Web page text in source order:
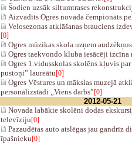
Šodien uzsāk siltumtrases
Aizvadīts Ogres novada čempionāts
Velosezonas atklāšanas brauciens
[0]
Ogres mūzikas skola uzņem audzēkņus
Ogres taekvondo kluba iesācēji izcīna
Ogres 1.vidusskolas skolēns kļuvis
pustoņi” laureātu[0]
Ogres Vēstures un mākslas muzejā
personālizstādi „Viens darbs”[0]
2012-05-21
Novada labākie skolēni dodas
televīziju[0]
Pazaudētas auto atslēgas jau gandrīz
īpašnieku[0]